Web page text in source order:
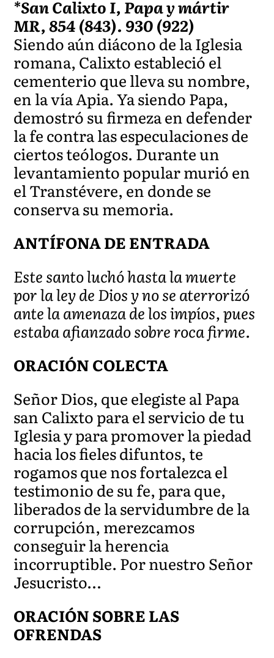
*San Calixto I, Papa y mártir
MR, 854 (843). 930 (922)
Siendo aún diácono de la Iglesia
romana, Calixto estableció el
cementerio que lleva su nombre,
en la vía Apia. Ya siendo Papa,
demostró su firmeza en defender
la fe contra las especulaciones de
ciertos teólogos. Durante un
levantamiento popular murió en
el Transtévere, en donde se
conserva su memoria.
ANTÍFONA DE ENTRADA
Este santo luchó hasta la muerte
por la ley de Dios y no se aterrorizó
ante la amenaza de los impíos, pues
estaba afianzado sobre roca firme.
ORACIÓN COLECTA
Señor Dios, que elegiste al Papa
san Calixto para el servicio de tu
Iglesia y para promover la piedad
hacia los fieles difuntos, te
rogamos que nos fortalezca el
testimonio de su fe, para que,
liberados de la servidumbre de la
corrupción, merezcamos
conseguir la herencia
incorruptible. Por nuestro Señor
Jesucristo…
ORACIÓN SOBRE LAS
OFRENDAS